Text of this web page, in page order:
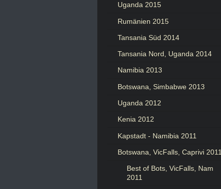
Uganda 2015
Rumänien 2015
Tansania Süd 2014
Tansania Nord, Uganda 2014
Namibia 2013
Botswana, Simbabwe 2013
Uganda 2012
Kenia 2012
Kapstadt - Namibia 2011
Botswana, VicFalls, Caprivi 2011
Best of Bots, VicFalls, Nam
2011